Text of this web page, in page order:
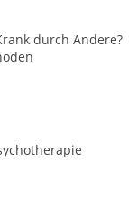
durch Andere?